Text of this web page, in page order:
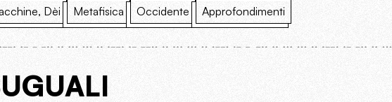
Dèi Metafisica Occidente Approfondimenti